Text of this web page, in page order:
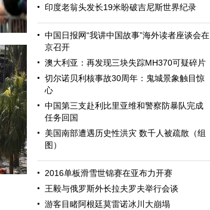
印度老翁头发长19米盼破吉尼斯世界纪录
中国日报网“我讲中国故事”海外读者座谈会在
京召开
澳大利亚：再发现三块失踪MH370可疑碎片
切尔诺贝利核事故30周年：鬼城景象触目惊
心
中国第三支赴利比里亚维和警察防暴队完成
任务回国
美国南部遭遇历史性洪灾 数千人被疏散（组
图）
2016单板滑雪世锦赛在亚布力开赛
王毅与俄罗斯外长拉夫罗夫举行会谈
游客目睹阿根廷莫雷诺冰川大崩塌